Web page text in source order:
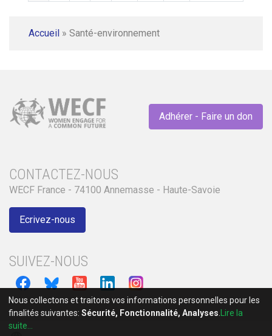
Accueil » Santé-environnement
Adhérer - Faire un don
CONTACTEZ-NOUS
WECF France - 74100 Annemasse - Haute-Savoie
Ecrivez-nous
SUIVEZ-NOUS
Nous collectons et traitons vos informations personnelles pour les
finalités suivantes: Sécurité, Fonctionnalité, Analyses
Lire la
suite...